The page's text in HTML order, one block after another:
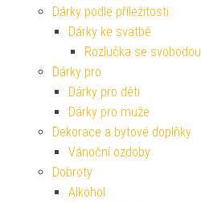
Dárky podle příležitosti
Dárky ke svatbě
Rozlučka se svobodou
Dárky pro
Dárky pro děti
Dárky pro muže
Dekorace a bytové doplňky
Vánoční ozdoby
Dobroty
Alkohol